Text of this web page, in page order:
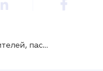
Действуют изменения ПДД для водителей, пассажиров, велосипедистов и пешеходов